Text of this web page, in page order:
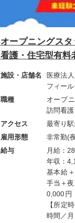
オープニングス
看護・住宅型有料
施設・店舗名
医療法
フィール
職種
オープ
訪問看
アクセス
最寄り
雇用形態
非常勤(
給与
月給：
年収：
基本給
手当＋
0,000
【所定
時間／月